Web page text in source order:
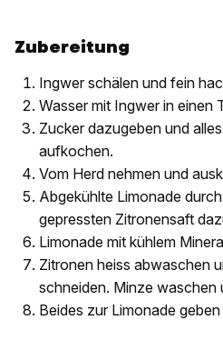
Zubereitung
Ingwer schälen und fein
Wasser mit Ingwer in einen
Zucker dazugeben und
aufkochen.
Vom Herd nehmen und
Abgekühlte Limonade
gepressten Zitronensaft
Limonade mit kühlem
Zitronen heiss abwaschen
schneiden. Minze
Beides zur Limonade